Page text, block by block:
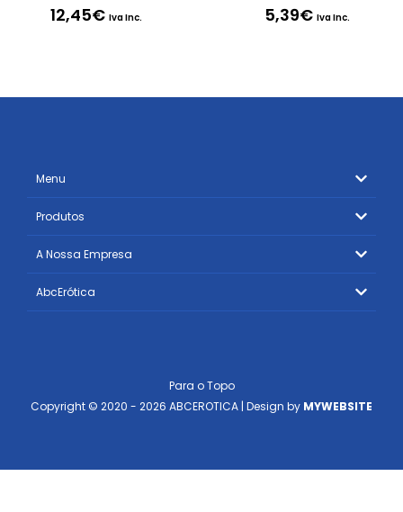
12,45€ Iva Inc. 5,39€ Iva Inc.
Menu
Produtos
A Nossa Empresa
AbcErótica
Copyright © 2020 - 2026 ABCEROTICA | Design by MYWEBSITE
Para o Topo